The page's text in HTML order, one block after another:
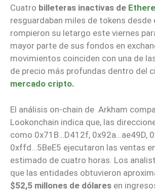
Cuatro billeteras inactivas de
resguardaban miles de tokens desde
rompieron su letargo este viernes
mayor parte de sus fondos en
movimientos coinciden con una de
de precio más profundas dentro del
mercado cripto.
El análisis on-chain de Arkham
Lookonchain indica que, las
como 0x71B…D412f, 0x92a…ae49D,
0xffd…5BeE5 ejecutaron las ventas
estimado de cuatro horas. Los
que las entidades obtuvieron
$52,5 millones de dólares en